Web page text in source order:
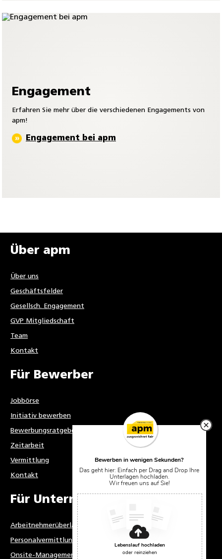
Engagement
Erfahren Sie mehr über die verschiedenen Engagements von
apm!
Engagement bei apm
Über apm
Über uns
Geschäftsfelder
Gesellsch. Engagement
GVP Mitgliedschaft
Team
Kontakt
Für Bewerber
Jobbörse
Initiativ bewerben
Bewerbungsratgeber
Zeitarbeit
Vermittlung
Kontakt
Für Unternehmen
Arbeitnehmerüberlassung
Personalvermittlung
Onsite-Management
Bewerben in wenigen Sekunden?
Das geht hier: Einfach per Drag and Drop Ihre
Unterlagen hochladen.
Wir freuen uns auf Sie!
Lebenslauf hochladen
oder reinziehen